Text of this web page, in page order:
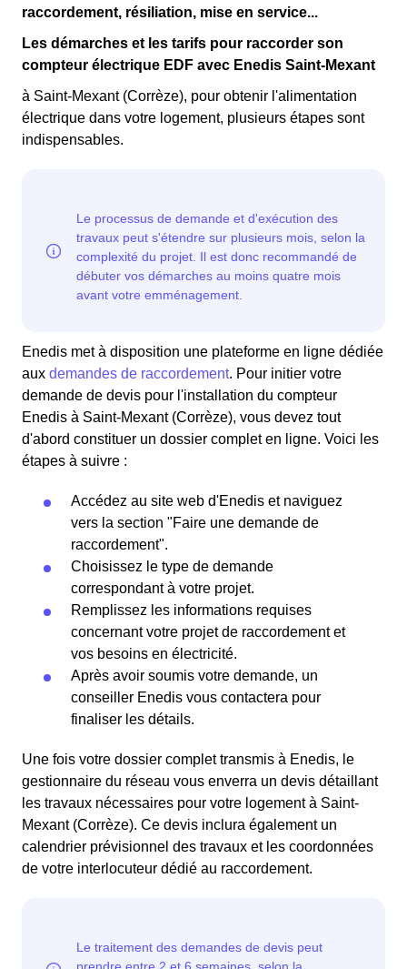
raccordement, résiliation, mise en service...
Les démarches et les tarifs pour raccorder son
compteur électrique EDF avec Enedis Saint-Mexant
à Saint-Mexant (Corrèze), pour obtenir l'alimentation
électrique dans votre logement, plusieurs étapes sont
indispensables.
Enedis met à disposition une plateforme en ligne dédiée
aux demandes de raccordement. Pour initier votre
demande de devis pour l'installation du compteur
Enedis à Saint-Mexant (Corrèze), vous devez tout
d'abord constituer un dossier complet en ligne. Voici les
étapes à suivre :
Accédez au site web d'Enedis et naviguez
vers la section "Faire une demande de
raccordement".
Choisissez le type de demande
correspondant à votre projet.
Remplissez les informations requises
concernant votre projet de raccordement et
vos besoins en électricité.
Après avoir soumis votre demande, un
conseiller Enedis vous contactera pour
finaliser les détails.
Une fois votre dossier complet transmis à Enedis, le
gestionnaire du réseau vous enverra un devis détaillant
les travaux nécessaires pour votre logement à Saint-
Mexant (Corrèze). Ce devis inclura également un
calendrier prévisionnel des travaux et les coordonnées
de votre interlocuteur dédié au raccordement.